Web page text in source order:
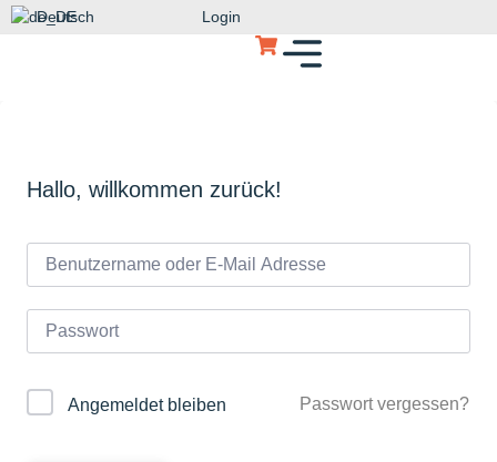
Deutsch Login
Hallo, willkommen zurück!
Angemeldet bleiben Passwort vergessen?